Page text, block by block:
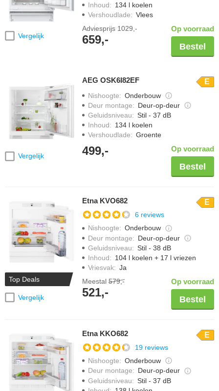
Vergelijk
Inhoud: 134 l koelen
Vershoudlade: Vlees
Adviesprijs 1029,-
659,-
Op voorraad
Bestel
Vergelijk
AEG OSK6I82EF E
Nishoogte: Onderbouw
Deur montage: Deur-op-deur
Geluidsniveau: Stil - 37 dB
Inhoud: 134 l koelen
Vershoudlade: Groente
499,- Op voorraad
Bestel
Top Deals
Vergelijk
Etna KVO682 E
6 reviews
Nishoogte: Onderbouw
Deur montage: Deur-op-deur
Geluidsniveau: Stil - 38 dB
Inhoud: 104 l koelen + 17 l vriezen
Vriesvak: Ja
Meestal 579,-
521,-
Op voorraad
Bestel
Etna KKO682 E
19 reviews
Nishoogte: Onderbouw
Deur montage: Deur-op-deur
Geluidsniveau: Stil - 37 dB